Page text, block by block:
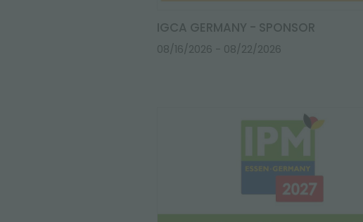
IGCA GERMANY - SPONSOR
08/16/2026 - 08/22/2026